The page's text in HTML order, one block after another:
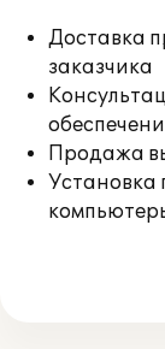
Доставка
заказчика
Продажа
Установка